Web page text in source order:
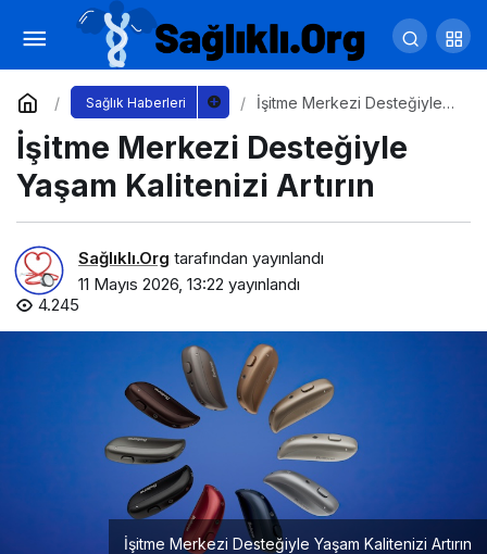
Sağlık Haberleri
İşitme Merkezi Desteğiyle
İşitme Merkezi Desteğiyle
Yaşam Kalitenizi Artırın
Sağlıklı.Org tarafından yayınlandı
11 Mayıs 2026, 13:22 yayınlandı
4.245
İşitme Merkezi Desteğiyle Yaşam Kalitenizi Artırın
“Ergenliktir Geçer” Demeden Önce Durun
ve Dinleyin
Yorum Yap Paylaş